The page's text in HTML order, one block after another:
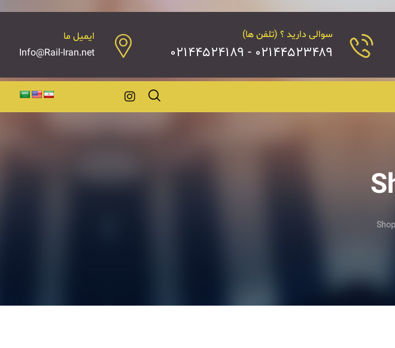
ایمیل ما
Info@Rail-Iran.net
سوالی دارید ؟ (تلفن ها)
۰۲۱۴۴۵۲۳۴۸۹ - ۰۲۱۴۴۵۲۴۱۸۹
Shop